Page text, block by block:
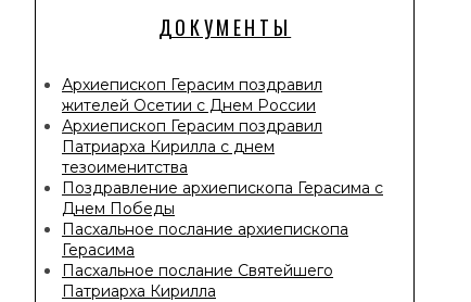
ДОКУМЕНТЫ
Архиепископ Герасим поздравил
жителей Осетии с Днем России
Архиепископ Герасим поздравил
Патриарха Кирилла с днем
тезоименитства
Поздравление архиепископа Герасима с
Днем Победы
Пасхальное послание архиепископа
Герасима
Пасхальное послание Святейшего
Патриарха Кирилла